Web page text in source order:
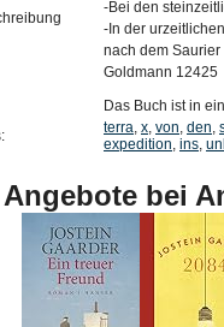
-Bei den
-In der
nach dem Saurier
Goldmann 12425
Das Buch ist in
terra, x, von, den,
expedition, ins,
Angebote bei